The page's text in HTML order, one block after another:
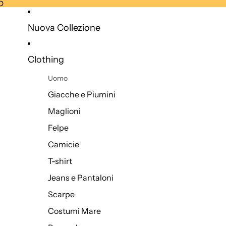
Nuova Collezione
Clothing
Uomo
Giacche e Piumini
Maglioni
Felpe
Camicie
T-shirt
Jeans e Pantaloni
Scarpe
Costumi Mare